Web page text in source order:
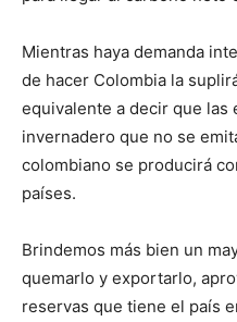
Mientras haya demanda
de hacer Colombia la
equivalente a decir que las
invernadero que no se
colombiano se producirá
países.
Brindemos más bien un
quemarlo y exportarlo,
reservas que tiene el país